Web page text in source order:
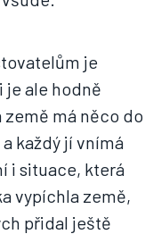
je
ale hodně
země má něco do
každý jí vnímá
i situace, která
vypíchla země,
přidal ještě